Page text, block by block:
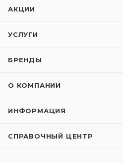
АКЦИИ
УСЛУГИ
БРЕНДЫ
О КОМПАНИИ
ИНФОРМАЦИЯ
СПРАВОЧНЫЙ ЦЕНТР